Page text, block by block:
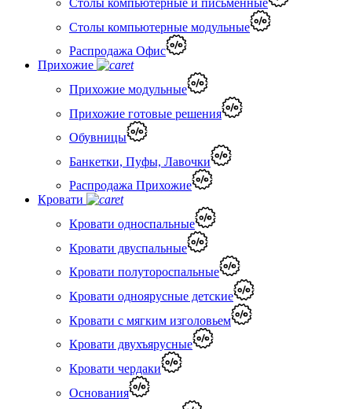
Столы компьютерные и письменные
Столы компьютерные модульные
Распродажа Офис
Прихожие
Прихожие модульные
Прихожие готовые решения
Обувницы
Банкетки, Пуфы, Лавочки
Распродажа Прихожие
Кровати
Кровати односпальные
Кровати двуспальные
Кровати полутороспальные
Кровати одноярусные детские
Кровати с мягким изголовьем
Кровати двухъярусные
Кровати чердаки
Основания